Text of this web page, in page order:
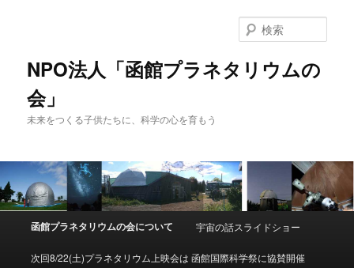
NPO法人「函館プラネタリウムの
会」
未来をつくる子供たちに、科学の心を育もう
索
メ
イ
函館プラネタリウムの会について 宇宙の話スライドショー
次回8/22(土)プラネタリウム上映会は 函館国際科学祭に協賛開催